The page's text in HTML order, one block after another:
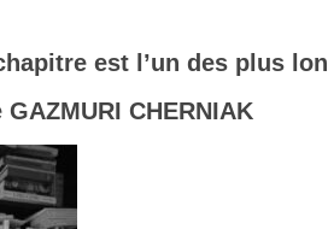
est l’un des plus
CHERNIAK